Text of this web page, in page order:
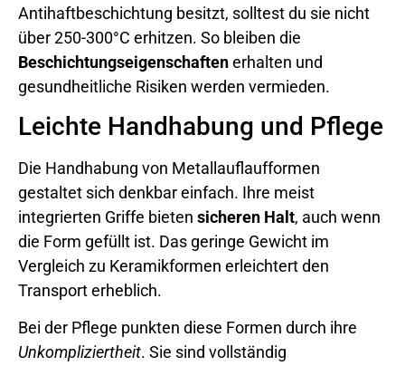
Antihaftbeschichtung besitzt, solltest du sie nicht
über 250-300°C erhitzen. So bleiben die
Beschichtungseigenschaftenerhalten und
gesundheitliche Risiken werden vermieden.
Leichte Handhabung und Pflege
Die Handhabung von Metallauflaufformen
gestaltet sich denkbar einfach. Ihre meist
integrierten Griffe bieten sicheren Halt, auch wenn
die Form gefüllt ist. Das geringe Gewicht im
Vergleich zu Keramikformen erleichtert den
Transport erheblich.
Bei der Pflege punkten diese Formen durch ihre
Unkompliziertheit. Sie sind vollständig